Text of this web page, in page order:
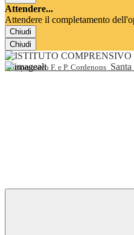
Attendere...
Attendere il completamento
Chiudi
Chiudi
Comprensivo F. e P. Cordenons